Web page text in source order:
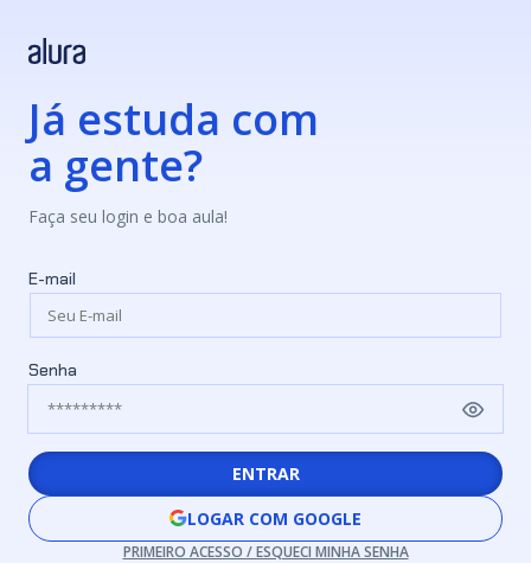
Já estuda com
a gente?
Faça seu login e boa aula!
E-mail
Senha
ENTRAR
LOGAR COM GOOGLE
PRIMEIRO ACESSO / ESQUECI MINHA SENHA